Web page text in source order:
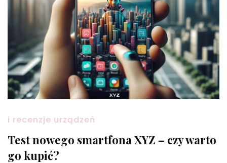
i recenzje urządzeń
Test nowego smartfona XYZ – czy warto
go kupić?